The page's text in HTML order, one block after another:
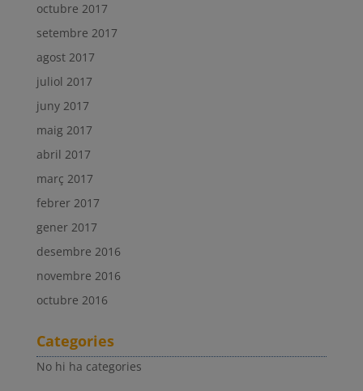
octubre 2017
setembre 2017
agost 2017
juliol 2017
juny 2017
maig 2017
abril 2017
març 2017
febrer 2017
gener 2017
desembre 2016
novembre 2016
octubre 2016
Categories
No hi ha categories